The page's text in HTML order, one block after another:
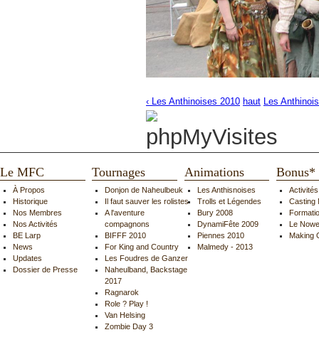
‹ Les Anthinoises 2010 haut Les
Le MFC
À Propos
Historique
Nos Membres
Nos Activités
BE Larp
News
Updates
Dossier de Presse
Tournages
Donjon de Naheulbeuk
Il faut sauver les rolistes
A l'aventure
compagnons
BIFFF 2010
For King and Country
Les Foudres de Ganzer
Naheulband, Backstage
2017
Ragnarok
Role ? Play !
Van Helsing
Zombie Day 3
Animations
Les Anthisnoises
Trolls et Légendes
Bury 2008
DynamiFête 2009
Piennes 2010
Malmedy - 2013
Bonus*
Casting
Le
Making